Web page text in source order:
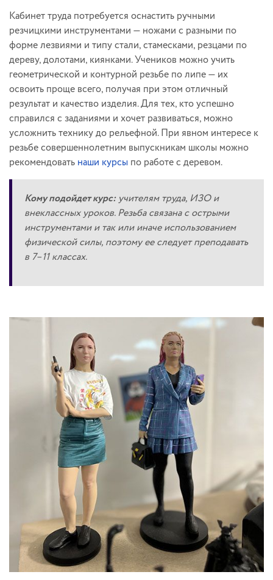
Кабинет труда потребуется оснастить ручными
резчицкими инструментами — ножами с разными по
форме лезвиями и типу стали, стамесками, резцами по
дереву, долотами, киянками. Учеников можно учить
геометрической и контурной резьбе по липе — их
освоить проще всего, получая при этом отличный
результат и качество изделия. Для тех, кто успешно
справился с заданиями и хочет развиваться, можно
усложнить технику до рельефной. При явном интересе к
резьбе совершеннолетним выпускникам школы можно
рекомендовать наши курсы по работе с деревом.
Кому подойдет курс:учителям труда, ИЗО и
внеклассных уроков. Резьба связана с острыми
инструментами и так или иначе использованием
физической силы, поэтому ее следует преподавать
в 7–11 классах.